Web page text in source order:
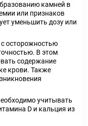
камней в
или признаков
уменьшить дозу или
осторожностью
В этом
содержание
крови. Также
учитывать
D и кальция из